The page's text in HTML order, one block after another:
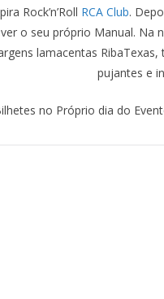
Rock’n’Roll RCA Club.
o seu próprio Manual. Na
lamacentas
pujantes e
no Próprio dia do